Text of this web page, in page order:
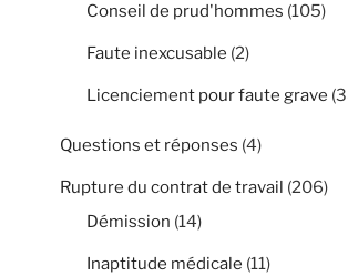
Conseil de prud'hommes (105)
Faute inexcusable (2)
Licenciement pour faute grave
Questions et réponses (4)
Rupture du contrat de travail (206)
Démission (14)
Inaptitude médicale (11)